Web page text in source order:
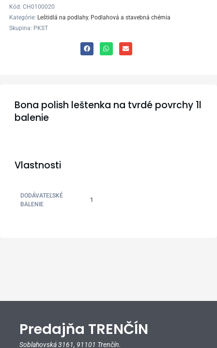
Kód: CH0100020
Kategórie: Leštidlá na podlahy, Podlahová a stavebná chémia
Skupina: PKST
Bona polish leštenka na tvrdé povrchy 1l
balenie
Vlastnosti
DODÁVATEĽSKÉ
BALENIE
1
Predajňa TRENČÍN
Soblahovská 3161, 91101 Trenčín.